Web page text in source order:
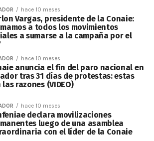
hace 10 meses
Vargas, presidente de la Conaie:
a todos los movimientos
a sumarse a la campaña por el
hace 10 meses
anuncia el fin del paro nacional en
tras 31 días de protestas: estas
las razones (VIDEO)
hace 10 meses
declara movilizaciones
luego de una asamblea
con el líder de la Conaie